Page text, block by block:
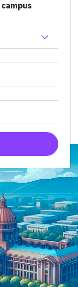
campus